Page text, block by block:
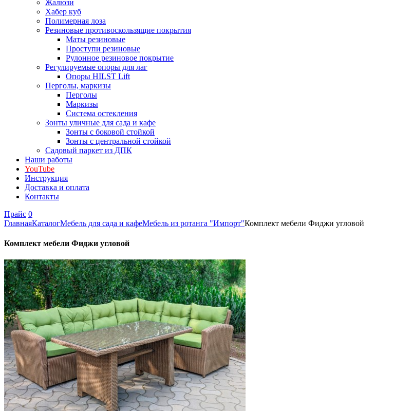
Жалюзи
Хабер куб
Полимерная лоза
Резиновые противоскользящие покрытия
Маты резиновые
Проступи резиновые
Рулонное резиновое покрытие
Регулируемые опоры для лаг
Опоры HILST Lift
Перголы, маркизы
Перголы
Маркизы
Система остекления
Зонты уличные для сада и кафе
Зонты с боковой стойкой
Зонты с центральной стойкой
Садовый паркет из ДПК
Наши работы
YouTube
Инструкция
Доставка и оплата
Контакты
Прайс 0
ГлавнаяКаталогМебель для сада и кафеМебель из ротанга "Импорт"Комплект мебели Фиджи угловой
Комплект мебели Фиджи угловой